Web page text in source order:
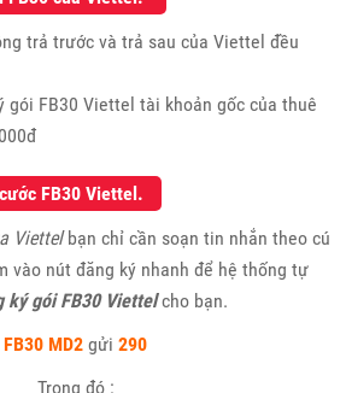
trả trước và trả sau của Viettel đều
gói FB30 Viettel tài khoản gốc của thuê
FB30 Viettel.
Viettelbạn chỉ cần soạn tin nhắn theo cú
vào nút đăng ký nhanh để hệ thống tự
ký gói FB30 Viettelcho bạn.
FB30 MD2 gửi290
Trong đó :